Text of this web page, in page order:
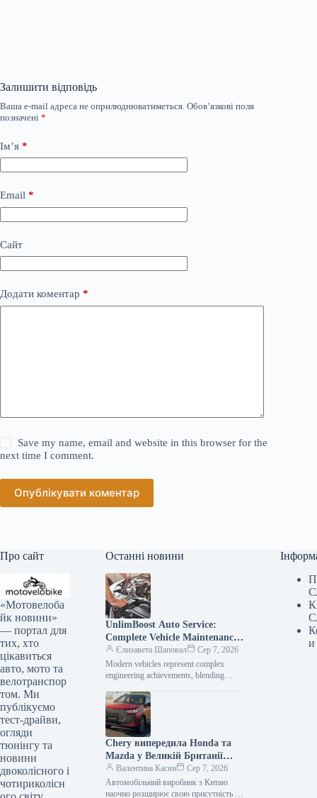
Залишити відповідь
Ваша e-mail адреса не оприлюднюватиметься. Обов’язкові поля
позначені *
Ім’я *
Email *
Сайт
Додати коментар *
Save my name, email and website in this browser for the
next time I comment.
Опублікувати коментар
Про сайт
«Мотовелоба
йк новини»
— портал для
тих, хто
цікавиться
авто, мото та
велотранспор
том. Ми
публікуємо
тест-драйви,
огляди
тюнінгу та
новини
двоколісного і
чотириколісн
Останні новини
UnlimBoost Auto Service:
Complete Vehicle Maintenance
& ECU Tuning
Єлизавета Шаповал
Сер 7, 2026
Modern vehicles represent complex
engineering achievements, blending
with intricate electronic management
systems. When searching for specialized
car…
Chery випередила Honda та
Mazda у Великій Британії
лише за рік після своєї появи
на ринку.
Валентина Касян
Сер 7, 2026
Автомобільний виробник з Китаю
наочно розширює свою присутність на
и